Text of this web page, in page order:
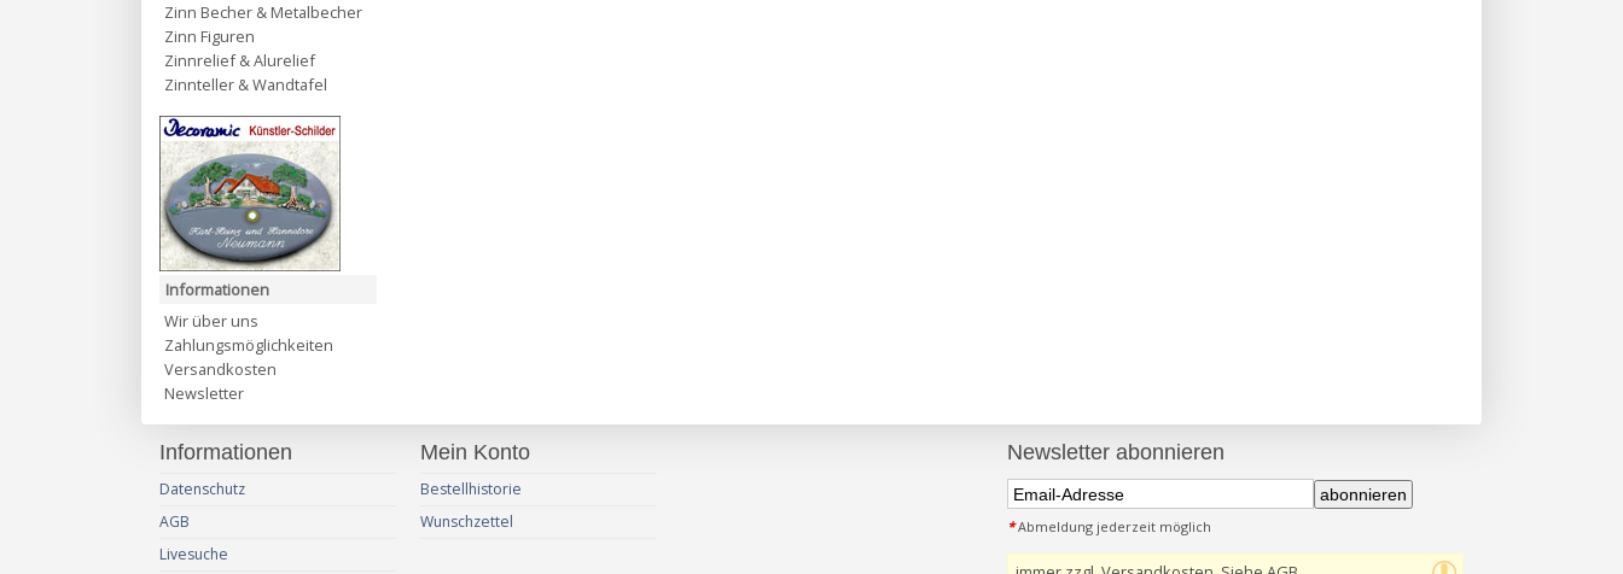
Zinn Becher & Metalbecher
Zinn Figuren
Zinnrelief & Alurelief
Zinnteller & Wandtafel
Informationen
Wir über uns
Zahlungsmöglichkeiten
Versandkosten
Newsletter
Informationen
Datenschutz
AGB
Livesuche
Mein Konto
Bestellhistorie
Wunschzettel
Newsletter abonnieren
abonnieren
*Abmeldung jederzeit möglich